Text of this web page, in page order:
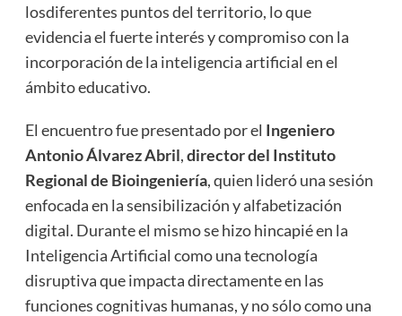
losdiferentes puntos del territorio, lo que
evidencia el fuerte interés y compromiso con la
incorporación de la inteligencia artificial en el
ámbito educativo.
El encuentro fue presentado por el Ingeniero
Antonio Álvarez Abril,director del Instituto
Regional de Bioingeniería, quien lideró una sesión
enfocada en la sensibilización y alfabetización
digital. Durante el mismo se hizo hincapié en la
Inteligencia Artificial como una tecnología
disruptiva que impacta directamente en las
funciones cognitivas humanas, y no sólo como una